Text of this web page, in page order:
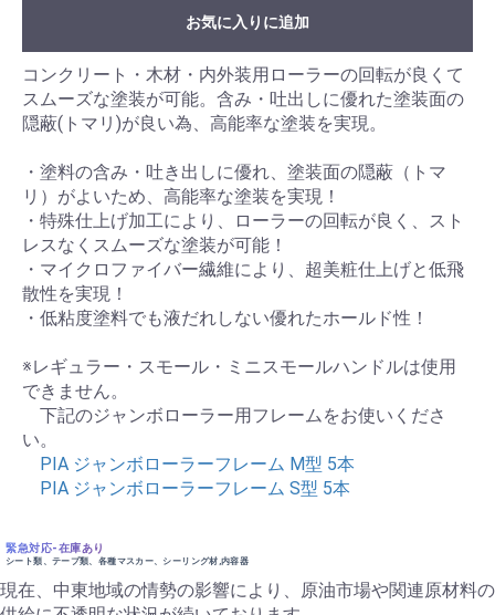
お気に入りに追加
コンクリート・木材・内外装用ローラーの回転が良くて
スムーズな塗装が可能。含み・吐出しに優れた塗装面の
隠蔽(トマリ)が良い為、高能率な塗装を実現。
・塗料の含み・吐き出しに優れ、塗装面の隠蔽（トマ
リ）がよいため、高能率な塗装を実現！
・特殊仕上げ加工により、ローラーの回転が良く、スト
レスなくスムーズな塗装が可能！
・マイクロファイバー繊維により、超美粧仕上げと低飛
散性を実現！
・低粘度塗料でも液だれしない優れたホールド性！
※レギュラー・スモール・ミニスモールハンドルは使用
できません。
下記のジャンボローラー用フレームをお使いくださ
い。
PIA ジャンボローラーフレーム M型 5本
PIA ジャンボローラーフレーム S型 5本
緊急対応-在庫あり
シート類、テープ類、各種マスカー、シーリング材,内容器
現在、中東地域の情勢の影響により、原油市場や関連原材料の